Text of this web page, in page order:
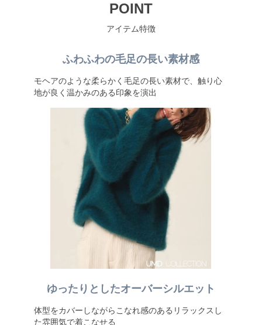
POINT
アイテム特徴
ふわふわの毛足の長い素材感
モヘアのような柔らかく毛足の長い素材で、触り心
地が良く温かみのある印象を演出
ゆったりとしたオーバーシルエット
体型をカバーしながらこなれ感のあるリラックスし
た雰囲気で着こなせる